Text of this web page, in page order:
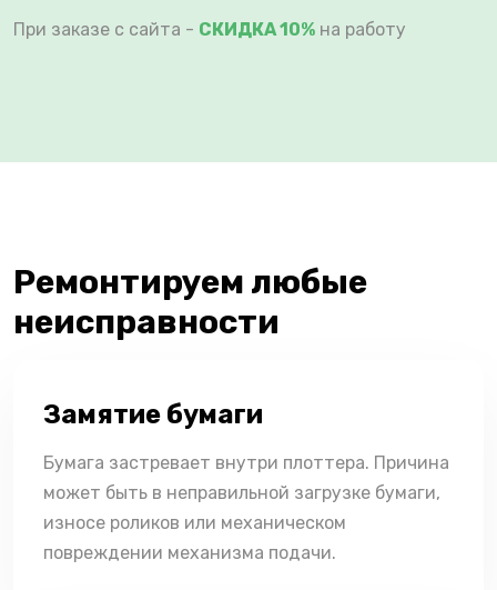
При заказе с сайта - СКИДКА 10% на работу
Ремонтируем любые
неисправности
Замятие бумаги
Бумага застревает внутри плоттера. Причина
может быть в неправильной загрузке бумаги,
износе роликов или механическом
повреждении механизма подачи.